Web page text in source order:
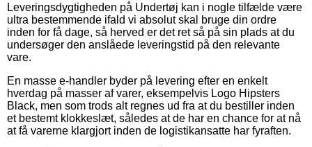
Leveringsdygtigheden på Undertøj kan i nogle tilfælde være
ultra bestemmende ifald vi absolut skal bruge din ordre
inden for få dage, så herved er det ret så på sin plads at du
undersøger den anslåede leveringstid på den relevante
vare.
En masse e-handler byder på levering efter en enkelt
hverdag på masser af varer, eksempelvis Logo Hipsters
Black, men som trods alt regnes ud fra at du bestiller inden
et bestemt klokkeslæt, således at de har en chance for at nå
at få varerne klargjort inden de logistikansatte har fyraften.